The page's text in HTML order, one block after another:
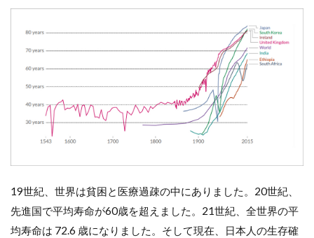
から
プロ
ーチ
ンナ
ーケ
3.2
2）身
外側
のア
プロ
ーチ
（ア
19世紀、世界は貧困と医療過疎の中にありました。20世紀、
先進国で平均寿命が60歳を超えました。21世紀、全世界の平
均寿命は 72.6 歳になりました。そして現在、日本人の生存確